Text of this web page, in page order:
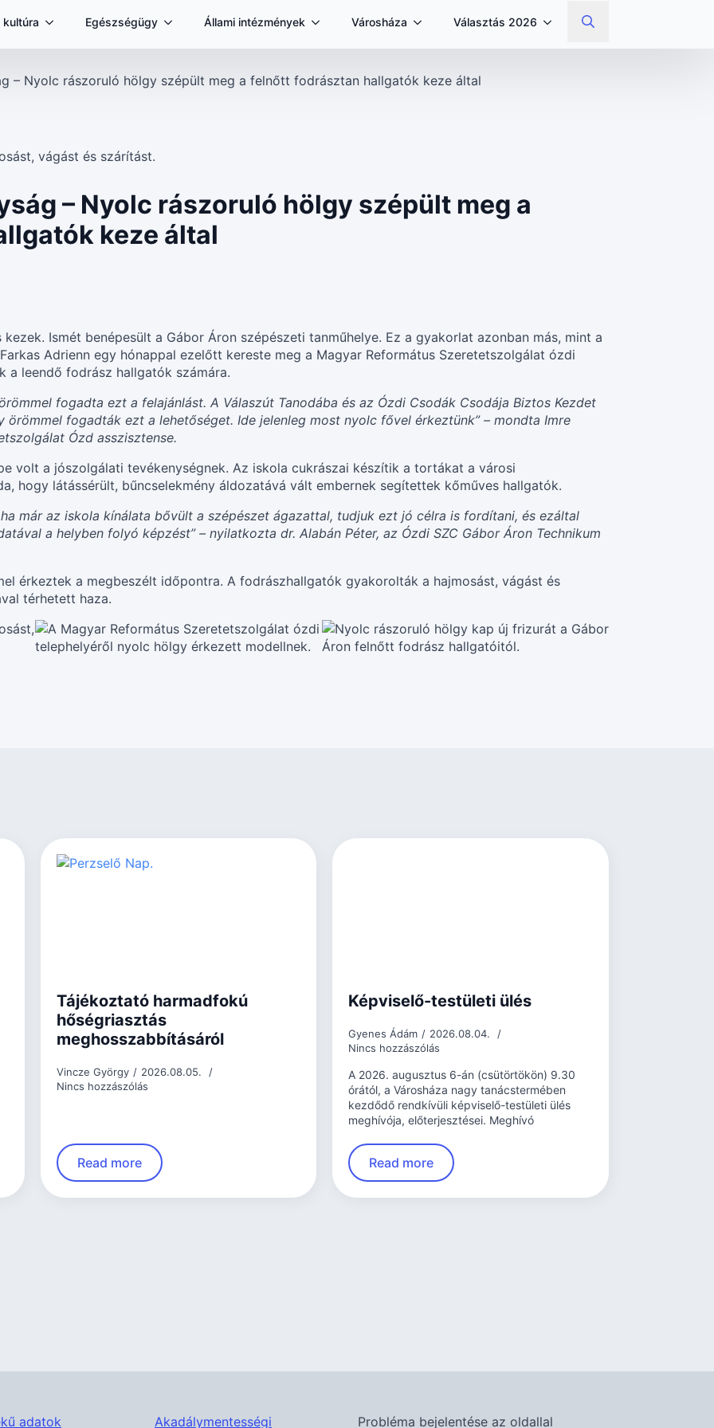
Egészségügy Állami intézmények Városháza Választás 2026
Search
– Nyolc rászoruló hölgy szépült meg a felnőtt fodrásztan hallgatók keze által
– Nyolc rászoruló hölgy szépült meg a
keze által
Ismét benépesült a Gábor Áron szépészeti tanműhelye. Ez a gyakorlat azonban más, mint a
Adrienn egy hónappal ezelőtt kereste meg a Magyar Református Szeretetszolgálat ózdi
a leendő fodrász hallgatók számára.
fogadta ezt a felajánlást. A Válaszút Tanodába és az Ózdi Csodák Csodája Biztos Kezdet
örömmel fogadták ezt a lehetőséget. Ide jelenleg most nyolc fővel érkeztünk” – mondta Imre
Ózd asszisztense.
volt a jószolgálati tevékenységnek. Az iskola cukrászai készítik a tortákat a városi
hogy látássérült, bűncselekmény áldozatává vált embernek segítettek kőműves hallgatók.
már az iskola kínálata bővült a szépészet ágazattal, tudjuk ezt jó célra is fordítani, és ezáltal
a helyben folyó képzést” – nyilatkozta dr. Alabán Péter, az Ózdi SZC Gábor Áron Technikum
érkeztek a megbeszélt időpontra. A fodrászhallgatók gyakorolták a hajmosást, vágást és
térhetett haza.
Tájékoztató harmadfokú
hőségriasztás
meghosszabbításáról
Vincze György
2026.08.05.
Nincs hozzászólás
Read more
Képviselő-testületi ülés
Gyenes Ádám
2026.08.04.
Nincs hozzászólás
A 2026. augusztus 6-án (csütörtökön) 9.30
órától, a Városháza nagy tanácstermében
kezdődő rendkívüli képviselő-testületi ülés
meghívója, előterjesztései. Meghívó
Read more
adatok Akadálymentességi Probléma bejelentése az oldallal